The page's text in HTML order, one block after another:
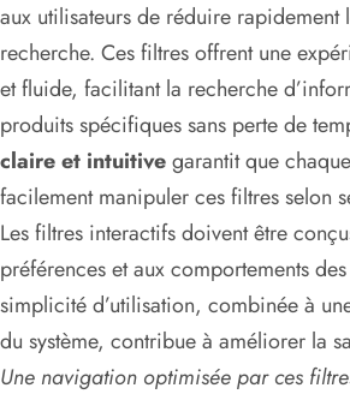
aux utilisateurs de réduire rapidement
recherche. Ces filtres offrent une
et fluide, facilitant la recherche
produits spécifiques sans perte de
claire et intuitivegarantit que
facilement manipuler ces filtres selon
Les filtres interactifs doivent être
préférences et aux comportements
simplicité d’utilisation, combinée à
du système, contribue à améliorer la
Une navigation optimisée par ces